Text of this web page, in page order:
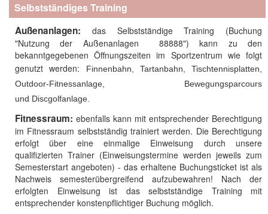
Selbstständiges Training
Außenanlagen: das Selbstständige Training (Buchung
"Nutzung der Außenanlagen 88888") kann zu den
bekanntgegebenen Öffnungszeiten im Sportzentrum wie folgt
genutzt werden:
Finnenbahn , Tartanbahn, Tischtennisplatten,
Outdoor-Fitnessanlage, Bewegungsparcours
und Discgolfanlage
Fitnessraum: ebenfalls kann mit entsprechender Berechtigung
im Fitnessraum selbstständig trainiert werden. Die Berechtigung
erfolgt über eine einmalige Einweisung durch unsere
qualifizierten Trainer (Einweisungstermine werden jeweils zum
Semesterstart angeboten) - das erhaltene Buchungsticket ist als
Nachweis semesterübergreifend aufzubewahren! Nach der
erfolgten Einweisung ist das selbstständige Training mit
entsprechender konstenpflichtiger Buchung möglich.